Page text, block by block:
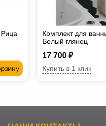
Комплект для
Белый глянец
17 700 ₽
Купить в 1 клик